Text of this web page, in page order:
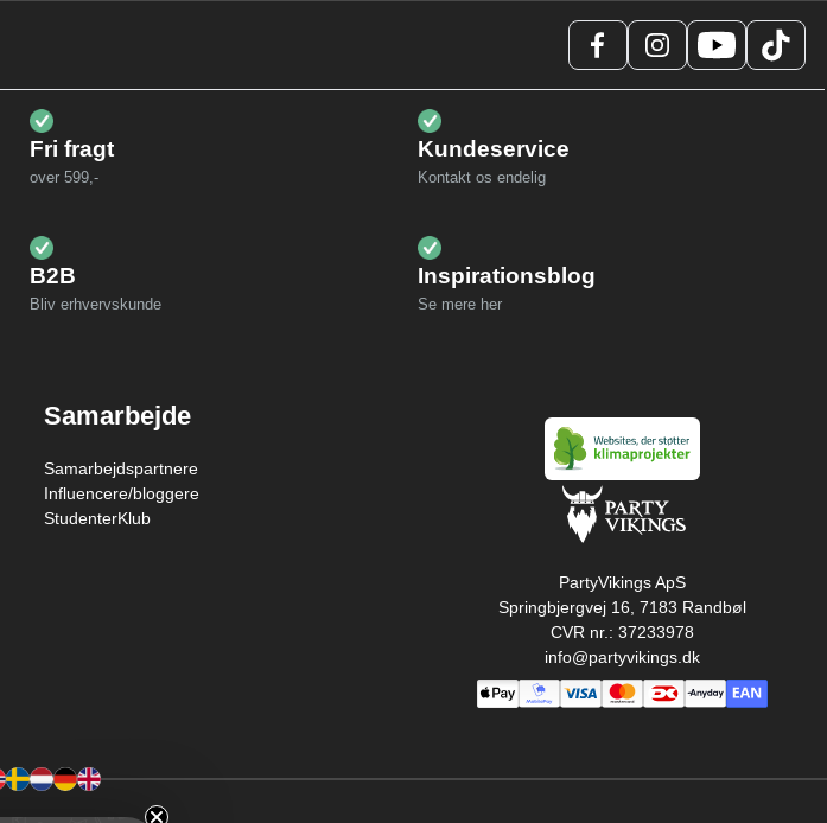
Fri fragt
over 599,-
Kundeservice
Kontakt os endelig
B2B
Bliv erhvervskunde
Inspirationsblog
Se mere her
Samarbejde
Samarbejdspartnere
Influencere/bloggere
StudenterKlub
PartyVikings ApS
Springbjergvej 16, 7183 Randbøl
CVR nr.: 37233978
info@partyvikings.dk